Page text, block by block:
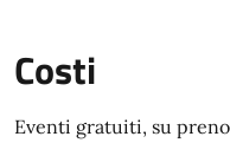
Costi
Eventi gratuiti, su